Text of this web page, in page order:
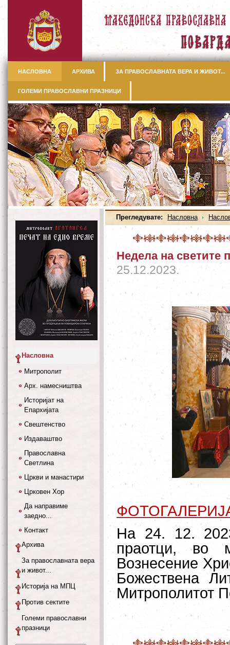
НАСЛОВНА АРХИВА ЗА ПРАВОСЛАВНАТА ВЕРА И ЖИВОТ...
ГОЛЕМИ ПРАВОСЛАВНИ ПРАЗНИЦИ
Прегледувате: Насловна
Недела на светите
25.12.2023.
На 24. 12.
праотци, во
Вознесение
Божествена
Митрополитот
Насловна
Митрополит
Арх. намесништва
Историјат на
Епархијата
Свештенство
Издаваштво
Православна
Светлина
Цркви и манастири
Црковен Хор
Да направиме
заедно...
Контакт
Архива
За православната вера
и живот...
Историја на МПЦ
Против сектите
Големи православни
празници